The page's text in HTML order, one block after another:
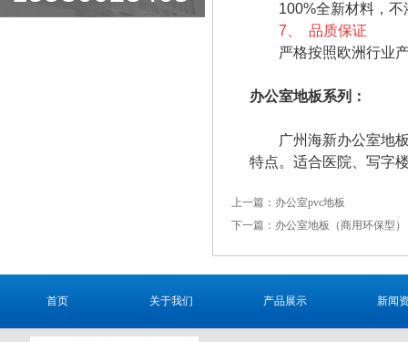
100%全新材料，不添
7、
品质保证
严格按照欧洲行业产
办公室地板系列：
广州海新办公室地板
特点。适合医院、写字
上一篇：办公室pvc地板
下一篇：办公室地板（商用环保型）
首页 关于我们 产品展示 新闻